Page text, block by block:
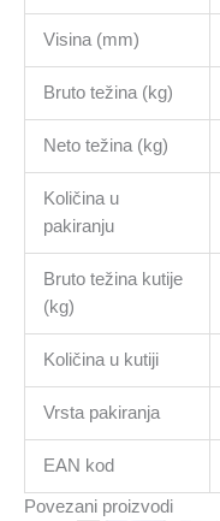
Visina (mm)
Bruto težina (kg)
Neto težina (kg)
Količina u
pakiranju
Bruto težina kutije
(kg)
Količina u kutiji
Vrsta pakiranja
EAN kod
Povezani proizvodi